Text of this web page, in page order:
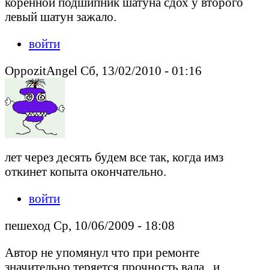
левый шатун зажало.
войти
OppozitAngel Сб, 13/02/2010 - 01:16
лет через десять будем все так, когда имз
откинет копыта окончательно.
войти
пешеход Ср, 10/06/2009 - 18:08
Автор не упомянул что при ремонте
значительно теряется прочность вала , и